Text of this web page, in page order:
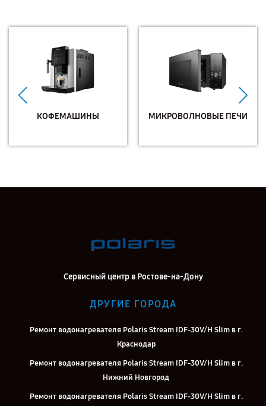
КОФЕМАШИНЫ МИКРОВОЛНОВЫЕ ПЕЧИ
Сервисный центр в Ростове-на-Дону
ДРУГИЕ ГОРОДА
Ремонт водонагревателя Polaris Stream IDF-30V/H Slim в г.
Краснодар
Ремонт водонагревателя Polaris Stream IDF-30V/H Slim в г.
Нижний Новгород
Ремонт водонагревателя Polaris Stream IDF-30V/H Slim в г.